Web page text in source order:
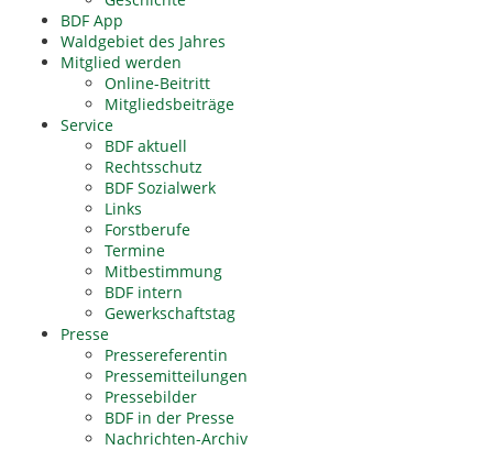
BDF App
Waldgebiet des Jahres
Mitglied werden
Online-Beitritt
Mitgliedsbeiträge
Service
BDF aktuell
Rechtsschutz
BDF Sozialwerk
Links
Forstberufe
Termine
Mitbestimmung
BDF intern
Gewerkschaftstag
Presse
Pressereferentin
Pressemitteilungen
Pressebilder
BDF in der Presse
Nachrichten-Archiv